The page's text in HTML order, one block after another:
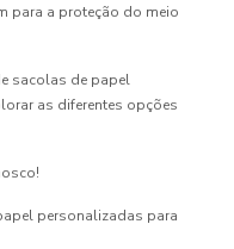
para a proteção do meio
sacolas de papel
as diferentes opções
personalizadas para